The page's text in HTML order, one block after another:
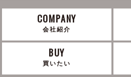
COMPANY
会社紹介
BUY
買いたい